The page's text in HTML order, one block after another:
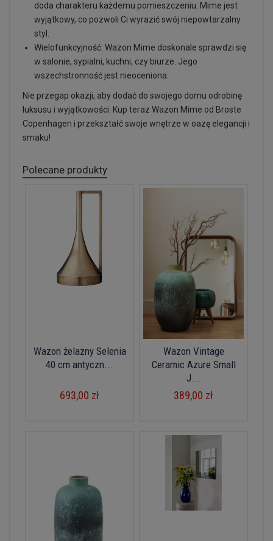
doda charakteru każdemu pomieszczeniu. Mime jest
wyjątkowy, co pozwoli Ci wyrazić swój niepowtarzalny
styl.
Wielofunkcyjność: Wazon Mime doskonale sprawdzi się
w salonie, sypialni, kuchni, czy biurze. Jego
wszechstronność jest nieoceniona.
Nie przegap okazji, aby dodać do swojego domu odrobinę
luksusu i wyjątkowości. Kup teraz Wazon Mime od Broste
Copenhagen i przekształć swoje wnętrze w oazę elegancji i
smaku!
Polecane produkty
Wazon żelazny Selenia
40 cm antyczn...
693,00 zł
Wazon Vintage
Ceramic Azure Small
J...
389,00 zł